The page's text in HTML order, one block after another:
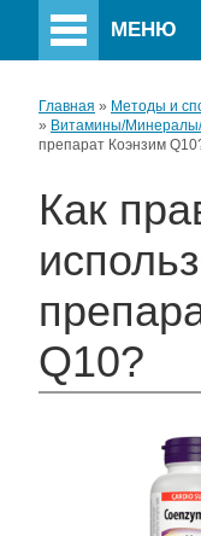
МЕНЮ
Главная » Методы и
» Витамины/
препарат Коэнзим
Как
Q10?